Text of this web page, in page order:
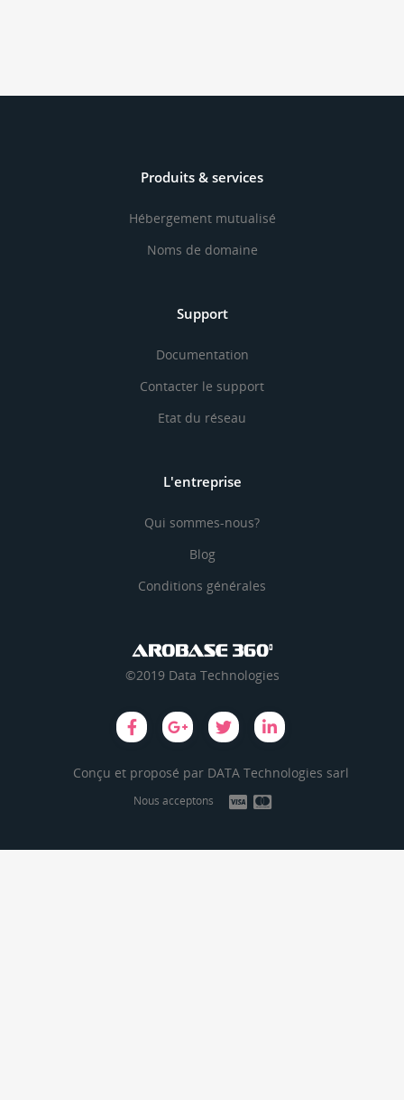
Produits & services
Hébergement mutualisé
Noms de domaine
Support
Documentation
Contacter le support
Etat du réseau
L'entreprise
Qui sommes-nous?
Blog
Conditions générales
©2019 Data Technologies
Conçu et proposé par DATA Technologies sarl
Nous acceptons